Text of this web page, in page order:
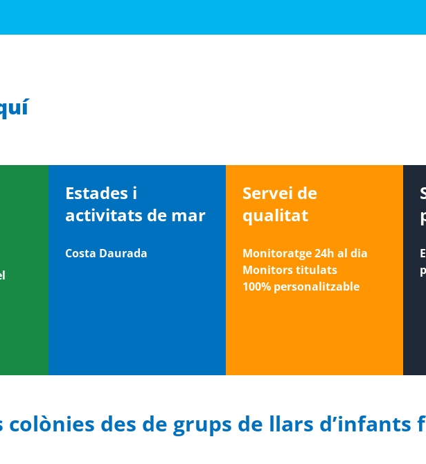
Estades i
activitats de mar
Costa Daurada
Servei de
qualitat
Monitoratge 24h al dia
Monitors titulats
100% personalitzable
des de grups de llars d’infants